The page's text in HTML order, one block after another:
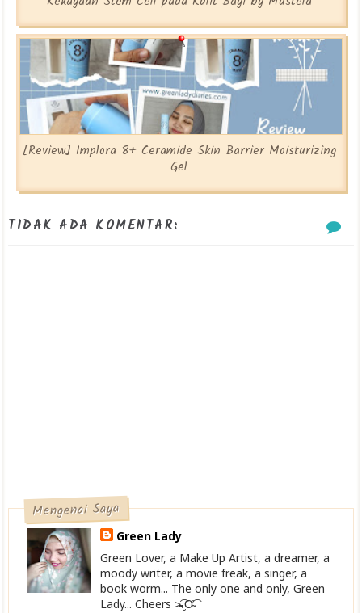
[Review] Implora 8+ Ceramide Skin Barrier Moisturizing
Gel
TIDAK ADA KOMENTAR:
Mengenai Saya
Green Lady
Green Lover, a Make Up Artist, a dreamer, a
moody writer, a movie freak, a singer, a
book worm... The only one and only, Green
Lady... Cheers >̴̴̴̴̴͡.̮Ơ̴͡